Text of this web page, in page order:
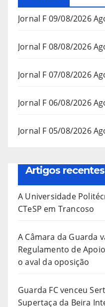
Jornal F 09/08/2026
Jornal F 08/08/2026
Jornal F 07/08/2026
Jornal F 06/08/2026
Jornal F 05/08/2026
Artigos recentes
A Universidade
CTeSP em Trancoso
A Câmara da Guarda
Regulamento de
o aval da oposição
Guarda FC venceu
Supertaça da Beira